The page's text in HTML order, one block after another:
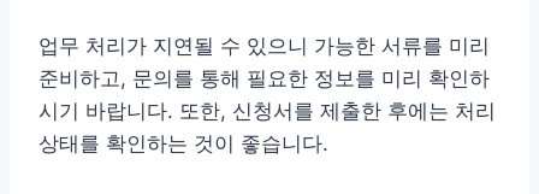
업무 처리가 지연될 수 있으니 가능한 서류를 미리
준비하고, 문의를 통해 필요한 정보를 미리 확인하
시기 바랍니다. 또한, 신청서를 제출한 후에는 처리
상태를 확인하는 것이 좋습니다.